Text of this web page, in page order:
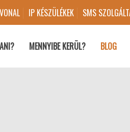
IP KÉSZÜLÉKEK SMS
MENNYIBE KERÜL? BLOG